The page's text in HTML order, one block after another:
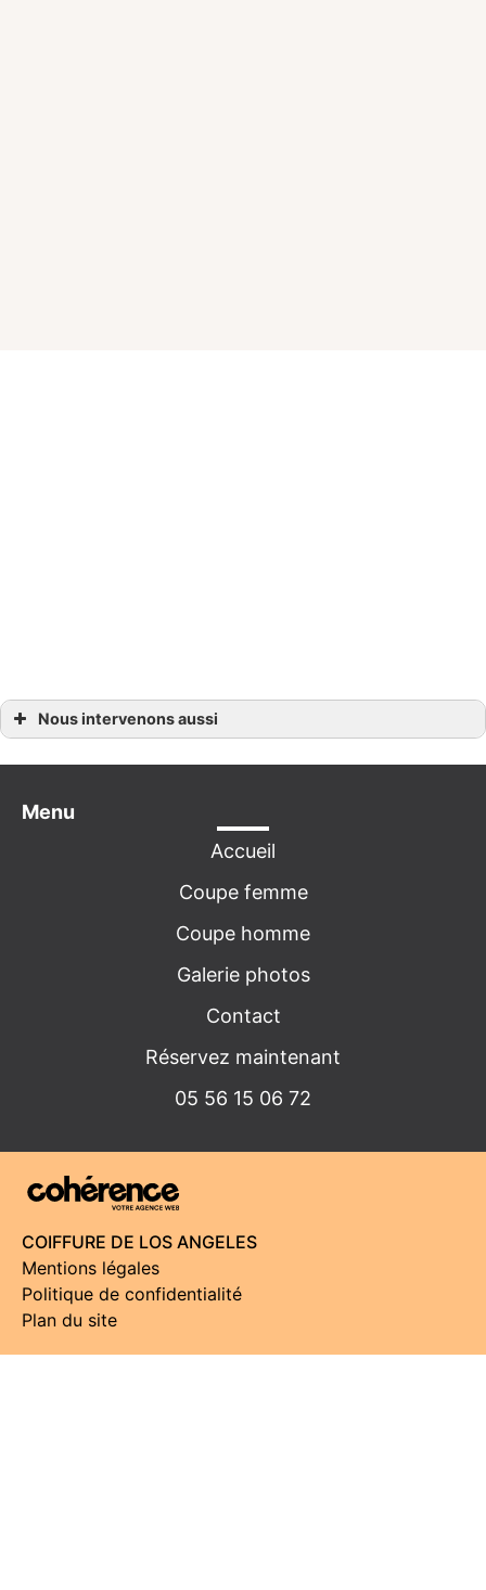
Nous intervenons aussi
Menu
Accueil
Coupe femme
Coupe homme
Galerie photos
Contact
Réservez maintenant
05 56 15 06 72
COIFFURE DE LOS ANGELES
Mentions légales
Politique de confidentialité
Plan du site